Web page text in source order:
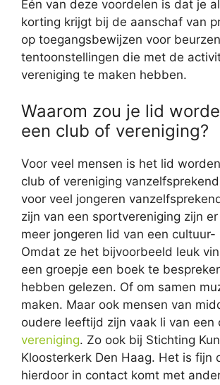
Eén van deze voordelen is dat je
korting krijgt bij de aanschaf van
op toegangsbewijzen voor
tentoonstellingen die met de
vereniging te maken hebben.
Waarom zou je lid
een club of vereniging?
Voor veel mensen is het lid
club of vereniging
voor veel jongeren
zijn van een sportvereniging zijn
meer jongeren lid van een
Omdat ze het bijvoorbeeld leuk
een groepje een boek te
hebben gelezen. Of om samen
maken. Maar ook mensen van
oudere leeftijd zijn vaak li van een
vereniging. Zo ook bij Stichting
Kloosterkerk Den Haag. Het is fijn
hierdoor in contact komt met